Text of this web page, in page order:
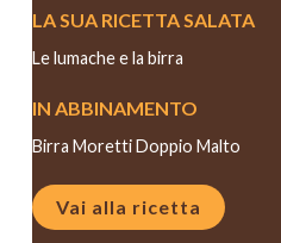
LA SUA RICETTA SALATA
Le lumache e la birra
IN ABBINAMENTO
Birra Moretti Doppio Malto
Vai alla ricetta